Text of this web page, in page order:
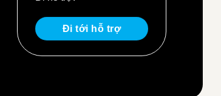
Đi tới hỗ trợ